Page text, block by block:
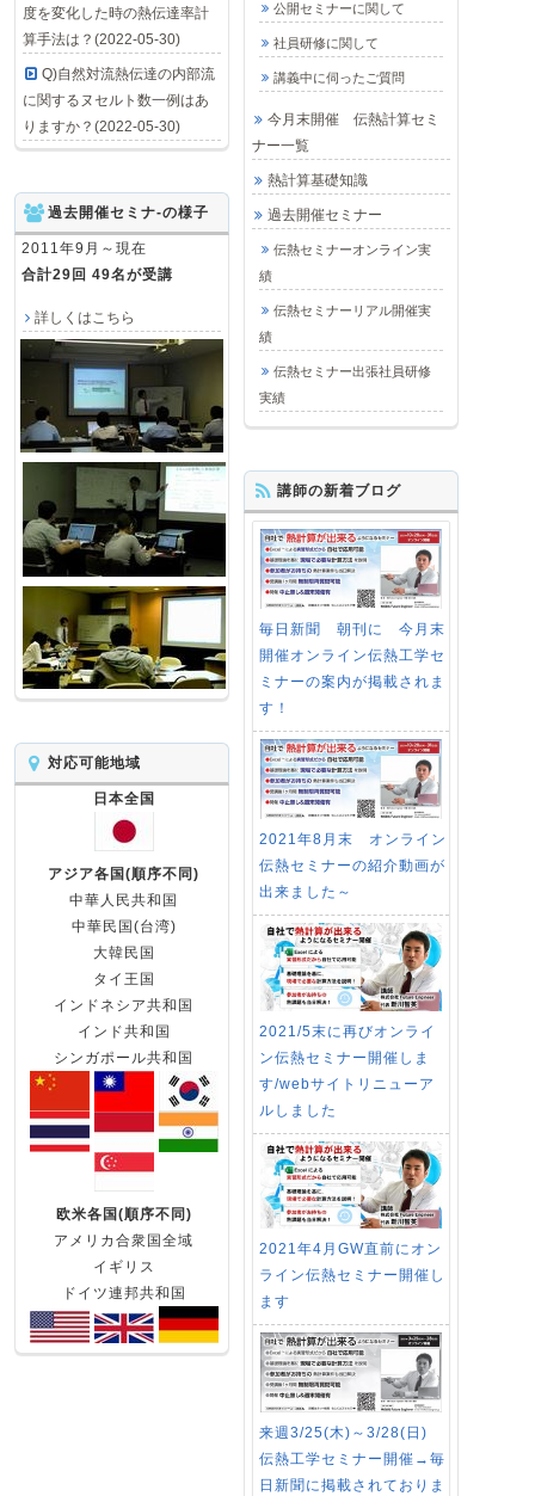
度を変化した時の熱伝達率計
算手法は？(2022-05-30)
Q)自然対流熱伝達の内部流
に関するヌセルト数一例はあ
りますか？(2022-05-30)
公開セミナーに関して
社員研修に関して
講義中に伺ったご質問
今月末開催 伝熱計算セミ
ナー一覧
熱計算基礎知識
過去開催セミナー
伝熱セミナーオンライン実
績
伝熱セミナーリアル開催実
績
伝熱セミナー出張社員研修
実績
過去開催セミナ-の様子
2011年9月～現在
合計29回 49名が受講
詳しくはこちら
講師の新着ブログ
毎日新聞 朝刊に 今月末
開催オンライン伝熱工学セ
ミナーの案内が掲載されま
す！
2021年8月末 オンライン
伝熱セミナーの紹介動画が
出来ました～
2021/5末に再びオンライ
ン伝熱セミナー開催しま
す/webサイトリニューア
ルしました
2021年4月GW直前にオン
ライン伝熱セミナー開催し
ます
来週3/25(木)～3/28(日)
伝熱工学セミナー開催→毎
日新聞に掲載されておりま
対応可能地域
日本全国
アジア各国(順序不同)
中華人民共和国
中華民国(台湾)
大韓民国
タイ王国
インドネシア共和国
インド共和国
シンガポール共和国
欧米各国(順序不同)
アメリカ合衆国全域
イギリス
ドイツ連邦共和国